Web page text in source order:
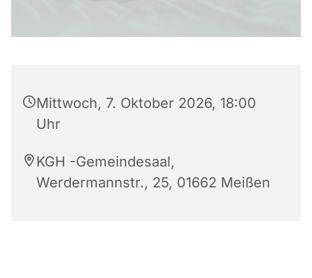
Mittwoch, 7. Oktober 2026, 18:00
Uhr
KGH -Gemeindesaal,
Werdermannstr., 25, 01662 Meißen